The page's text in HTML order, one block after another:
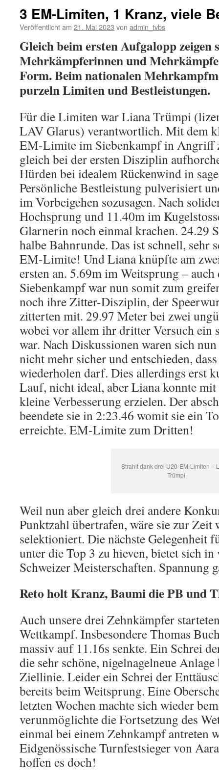
3 EM-Limiten, 1 Kranz, viele
Veröffentlicht am 21. Mai 2023 von admin_tvbs
Gleich beim ersten Aufgalopp zeigen
Mehrkämpferinnen und
Form. Beim nationalen
purzeln Limiten und Bestleistungen.
Für die Limiten war Liana Trümpi
LAV Glarus) verantwortlich. Mit dem
EM-Limite im Siebenkampf in Angriff
gleich bei der ersten Disziplin
Hürden bei idealem Rückenwind in
Persönliche Bestleistung pulverisiert
im Vorbeigehen sozusagen. Nach
Hochsprung und 11.40m im
Glarnerin noch einmal krachen. 24.29
halbe Bahnrunde. Das ist schnell, sehr
EM-Limite! Und Liana knüpfte am
ersten an. 5.69m im Weitsprung –
Siebenkampf war nun somit zum
noch ihre Zitter-Disziplin, der
zitterten mit. 29.97 Meter bei zwei
wobei vor allem ihr dritter Versuch ein
war. Nach Diskussionen waren sich
nicht mehr sicher und entschieden,
wiederholen darf. Dies allerdings erst
Lauf, nicht ideal, aber Liana konnte
kleine Verbesserung erzielen. Der
beendete sie in 2:23.46 womit sie ein
erreichte. EM-Limite zum Dritten!
Strahlt dank drei U20-EM-Limiten –
Trümpi
Weil nun aber gleich drei andere
Punktzahl übertrafen, wäre sie zur Zeit
selektioniert. Die nächste Gelegenheit
unter die Top 3 zu hieven, bietet sich in
Schweizer Meisterschaften. Spannung
Reto holt Kranz, Baumi die PB und
Auch unsere drei Zehnkämpfer
Wettkampf. Insbesondere Thomas
massiv auf 11.16s senkte. Ein Schrei
die sehr schöne, nigelnagelneue
Ziellinie. Leider ein Schrei der
bereits beim Weitsprung. Eine
letzten Wochen machte sich wieder
verunmöglichte die Fortsetzung des
einmal bei einem Zehnkampf antreten
Eidgenössische Turnfestsieger von
hoffen es doch!